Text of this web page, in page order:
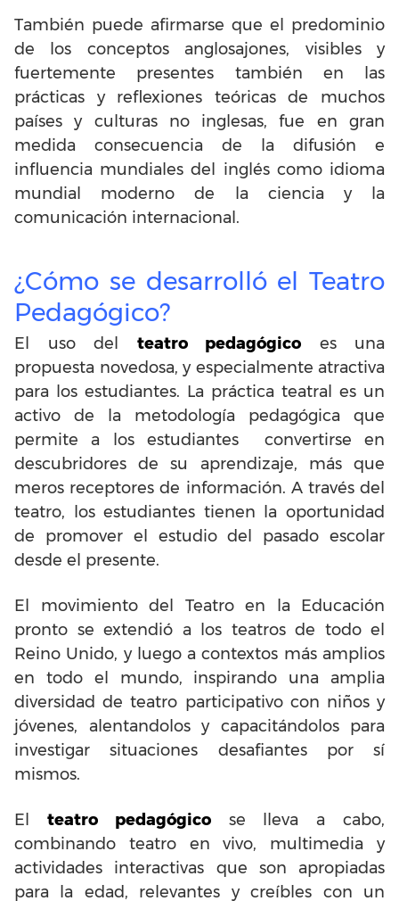
También puede afirmarse que el predominio
de los conceptos anglosajones, visibles y
fuertemente presentes también en las
prácticas y reflexiones teóricas de muchos
países y culturas no inglesas, fue en gran
medida consecuencia de la difusión e
influencia mundiales del inglés como idioma
mundial moderno de la ciencia y la
comunicación internacional.
¿Cómo se desarrolló el Teatro
Pedagógico?
El uso del teatro pedagógico es una
propuesta novedosa, y especialmente atractiva
para los estudiantes. La práctica teatral es un
activo de la metodología pedagógica que
permite a los estudiantes convertirse en
descubridores de su aprendizaje, más que
meros receptores de información. A través del
teatro, los estudiantes tienen la oportunidad
de promover el estudio del pasado escolar
desde el presente.
El movimiento del Teatro en la Educación
pronto se extendió a los teatros de todo el
Reino Unido, y luego a contextos más amplios
en todo el mundo, inspirando una amplia
diversidad de teatro participativo con niños y
jóvenes, alentandolos y capacitándolos para
investigar situaciones desafiantes por sí
mismos.
El teatro pedagógicose lleva a cabo,
combinando teatro en vivo, multimedia y
actividades interactivas que son apropiadas
para la edad, relevantes y creíbles con un